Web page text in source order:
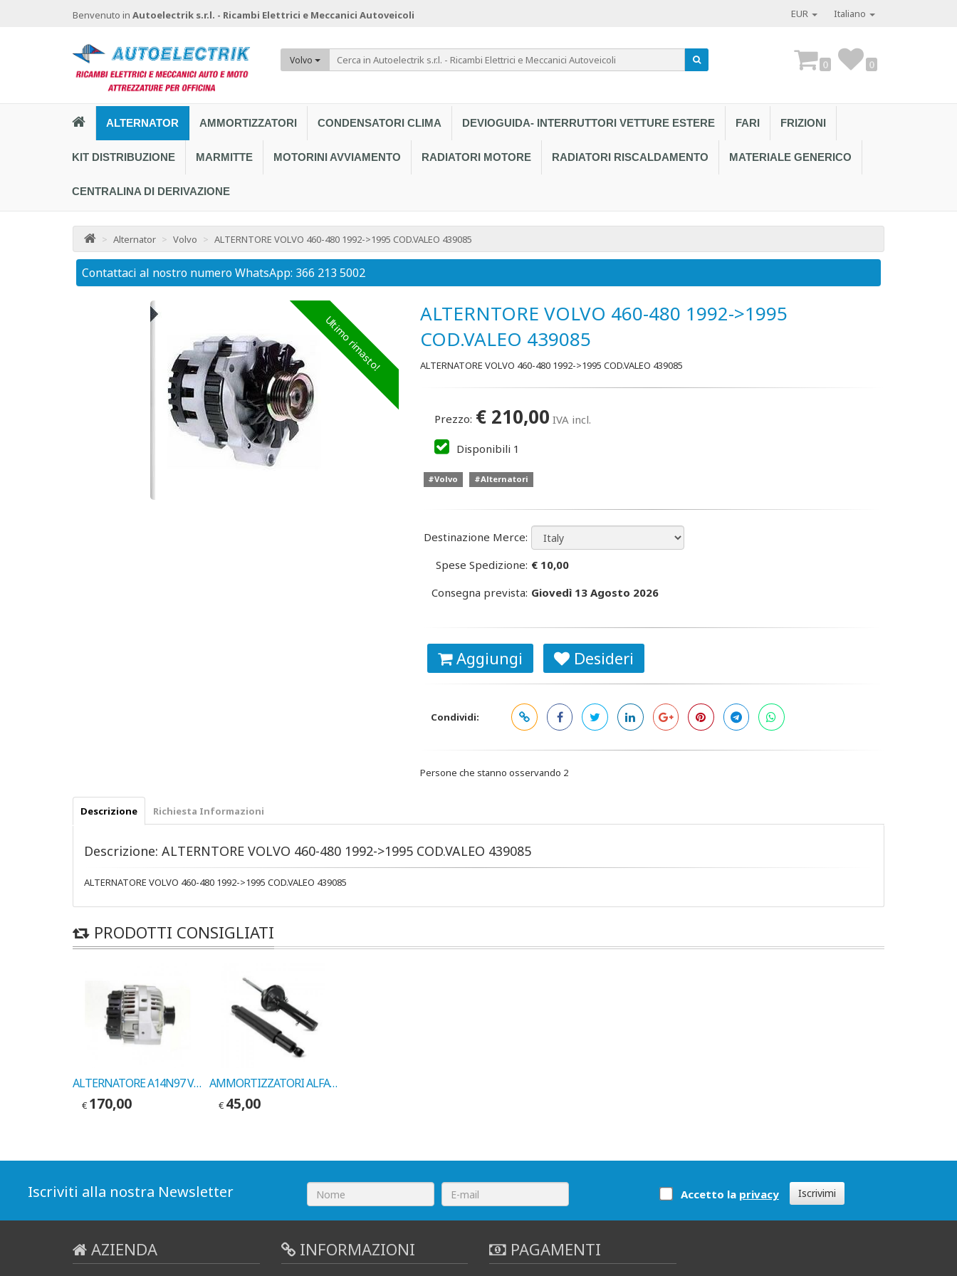
Benvenuto in Autoelectrik s.r.l. - Ricambi Elettrici e Meccanici Autoveicoli EUR Italiano
Volvo 0 0
ALTERNATOR AMMORTIZZATORI CONDENSATORI CLIMA DEVIOGUIDA- INTERRUTTORI VETTURE ESTERE FARI FRIZIONI
KIT DISTRIBUZIONE MARMITTE MOTORINI AVVIAMENTO RADIATORI MOTORE RADIATORI RISCALDAMENTO MATERIALE GENERICO
CENTRALINA DI DERIVAZIONE
> Alternator > Volvo > ALTERNTORE VOLVO 460-480 1992->1995 COD.VALEO 439085
Contattaci al nostro numero WhatsApp: 366 213 5002
Ultimo rimasto!
ALTERNTORE VOLVO 460-480 1992->1995
COD.VALEO 439085
ALTERNATORE VOLVO 460-480 1992->1995 COD.VALEO 439085
Prezzo: € 210,00 IVA incl.
Disponibili 1
#Volvo #Alternatori
Destinazione Merce:
Spese Spedizione: € 10,00
Consegna prevista: Giovedì 13 Agosto 2026
Aggiungi Desideri
Condividi:
Persone che stanno osservando 2
Descrizione Richiesta Informazioni
Descrizione: ALTERNTORE VOLVO 460-480 1992->1995 COD.VALEO 439085
ALTERNATORE VOLVO 460-480 1992->1995 COD.VALEO 439085
PRODOTTI CONSIGLIATI
ALTERNATORE A14N97 VOLVO 240-260 1975->1987 COD.VALEO NA253
€ 170,00
AMMORTIZZATORI ALFA 155 ANT. 1992-> COD. MARELLI 5771G
€ 45,00
Iscriviti alla nostra Newsletter Accetto la privacy Iscrivimi
AZIENDA INFORMAZIONI PAGAMENTI